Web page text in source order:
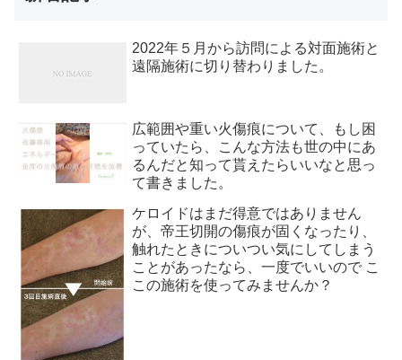
2022年５月から訪問による対面施術と
遠隔施術に切り替わりました。
広範囲や重い火傷痕について、もし困
っていたら、こんな方法も世の中にあ
るんだと知って貰えたらいいなと思っ
て書きました。
ケロイドはまだ得意ではありません
が、帝王切開の傷痕が固くなったり、
触れたときについつい気にしてしまう
ことがあったなら、一度でいいので こ
この施術を使ってみませんか？